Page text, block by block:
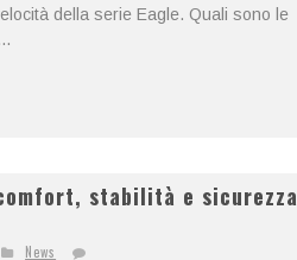
della serie Eagle. Quali sono le
stabilità e sicurezza
News